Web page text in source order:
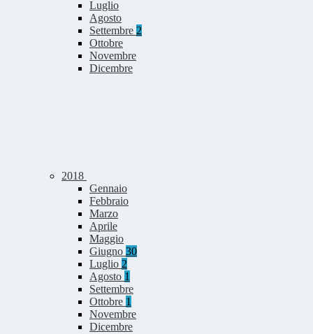
Luglio
Agosto
Settembre 2
Ottobre
Novembre
Dicembre
2018
Gennaio
Febbraio
Marzo
Aprile
Maggio
Giugno 30
Luglio 2
Agosto 1
Settembre
Ottobre 1
Novembre
Dicembre